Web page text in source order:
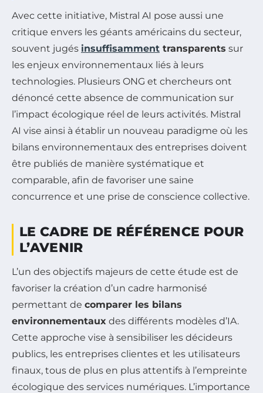
Avec cette initiative, Mistral AI pose aussi une
critique envers les géants américains du secteur,
souvent jugés insuffisamment transparents sur
les enjeux environnementaux liés à leurs
technologies. Plusieurs ONG et chercheurs ont
dénoncé cette absence de communication sur
l’impact écologique réel de leurs activités. Mistral
AI vise ainsi à établir un nouveau paradigme où les
bilans environnementaux des entreprises doivent
être publiés de manière systématique et
comparable, afin de favoriser une saine
concurrence et une prise de conscience collective.
LE CADRE DE RÉFÉRENCE POUR
L’AVENIR
L’un des objectifs majeurs de cette étude est de
favoriser la création d’un cadre harmonisé
permettant de comparer les bilans
environnementaux des différents modèles d’IA.
Cette approche vise à sensibiliser les décideurs
publics, les entreprises clientes et les utilisateurs
finaux, tous de plus en plus attentifs à l’empreinte
écologique des services numériques. L’importance